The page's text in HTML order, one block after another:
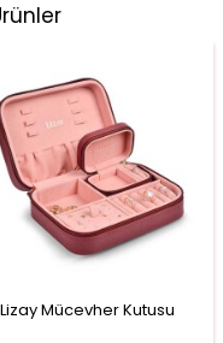
Lizay Mücevher Kutusu